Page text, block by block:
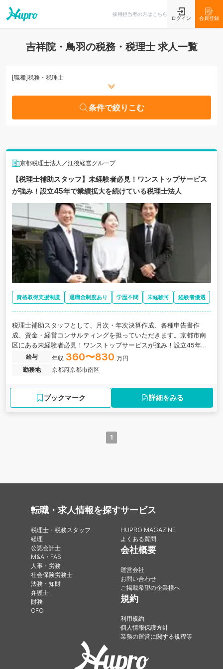
採用担当者の方はこちら
ログイン 会員登録
吉祥院・鳥羽の税務・税理士 求人一覧
[職種]税務・税理士
条件で絞りこむ
京都税理士法人／江後経営グループ
【税理士補助スタッフ】未経験者必見！ワンストップサービス
が強み！設立45年で業績拡大を続けている税理士法人
資格取得支援制度 退職金制度あり 学歴不問 未経験可 経験者優遇
税理士補助スタッフとして、月次・年次決算作成、各種申告書作
成、資金・経営コンサルティングを担っていただきます。京都市南
区にある未経験者必見！ワンストップサービスが強み！設立45年で
業績拡大を続けている税理士法人の求人です。
給与 年収 360〜830 万円
勤務地
京都府京都市南区
ブックマーク 詳細をみる
1
転職・求人情報を探す
税理士・税務スタッフ
経理
公認会計士
M&A・FAS
人事・労務
社会保険労務士
法務・知財
弁護士
財務
CFO
サービス
HUPRO MAGAZINE
よくある質問
会社概要
運営会社
お問い合わせ
ご掲載希望の企業様へ
規約
利用規約
個人情報保護方針
業務の運営に関する規程等